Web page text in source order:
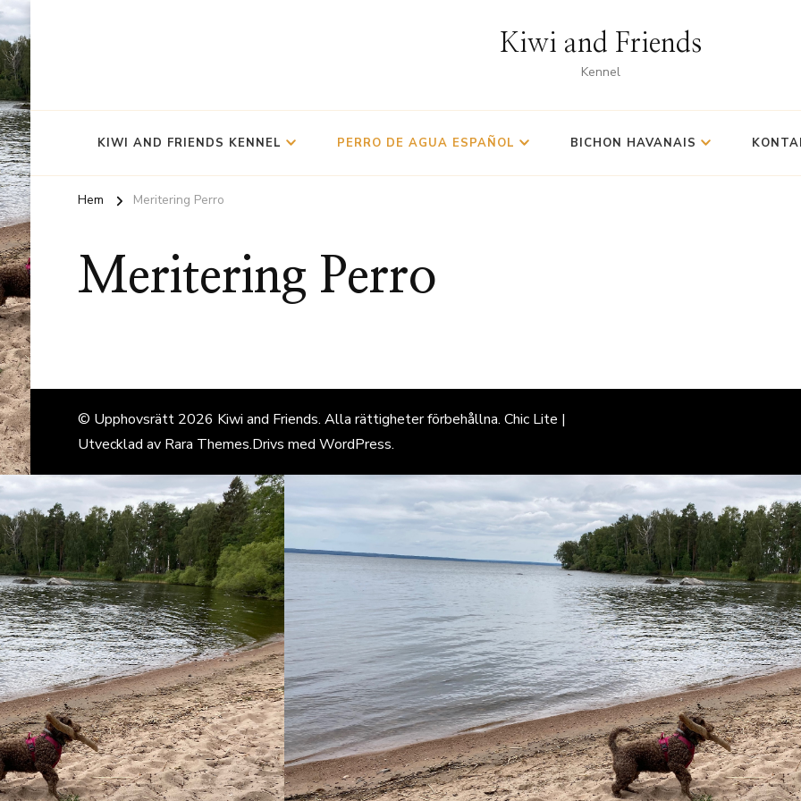
Kiwi and Friends
Kennel
KIWI AND FRIENDS KENNEL PERRO DE AGUA ESPAÑOL BICHON HAVANAIS
Hem Meritering Perro
Meritering Perro
© Upphovsrätt 2026 Kiwi and Friends. Alla rättigheter förbehållna. Chic Lite |
Utvecklad av Rara Themes.Drivs med WordPress.